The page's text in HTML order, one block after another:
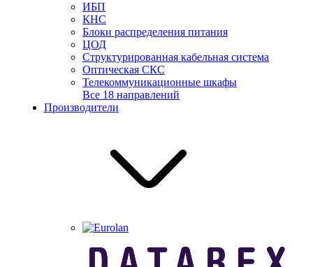
ИБП
КНС
Блоки распределения питания
ЦОД
Структурированная кабельная система
Оптическая СКС
Телекоммуникационные шкафы
Все 18 направлений
Производители